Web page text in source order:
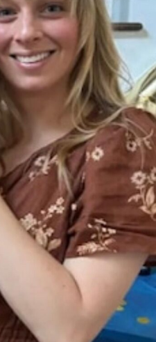
todas nuestras Redes
aquí: MUNDO
CONDENAN
MARTIN ELIAS DIAZ
como Batman
Lo Nuestro